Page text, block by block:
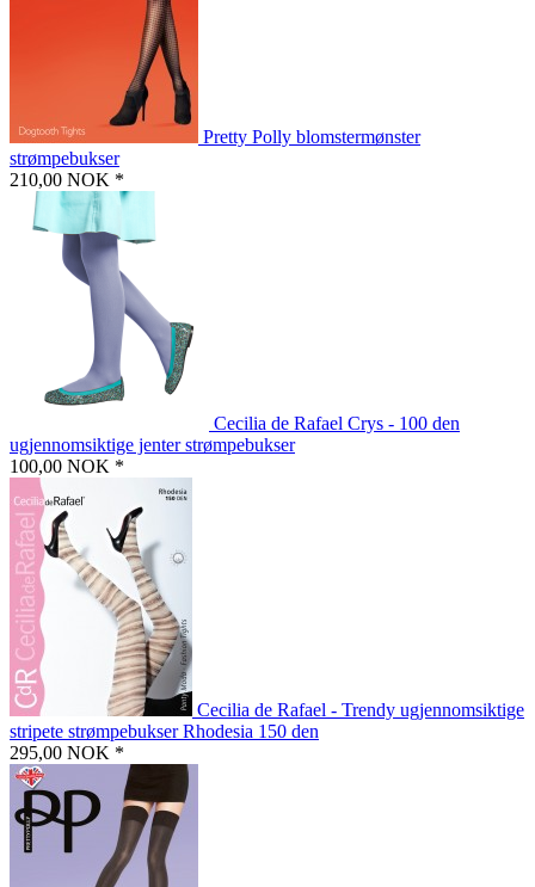
Pretty Polly blomstermønster
strømpebukser
210,00 NOK *
Cecilia de Rafael Crys - 100 den
ugjennomsiktige jenter strømpebukser
100,00 NOK *
Cecilia de Rafael - Trendy ugjennomsiktige
stripete strømpebukser Rhodesia 150 den
295,00 NOK *